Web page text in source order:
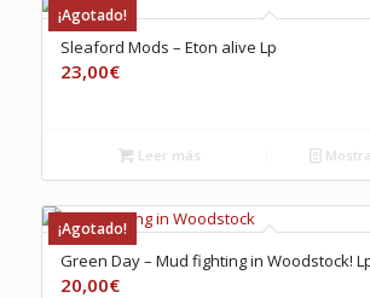
¡Agotado!
Sleaford Mods – Eton alive Lp
23,00€
Leer más
¡Agotado!
Green Day – Mud fighting in Woodstock!
20,00€